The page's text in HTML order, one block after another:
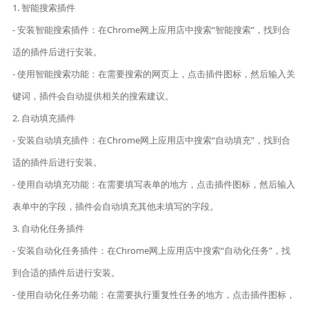
1. 智能搜索插件
- 安装智能搜索插件：在Chrome网上应用店中搜索“智能搜索”，找到合
适的插件后进行安装。
- 使用智能搜索功能：在需要搜索的网页上，点击插件图标，然后输入关
键词，插件会自动提供相关的搜索建议。
2. 自动填充插件
- 安装自动填充插件：在Chrome网上应用店中搜索“自动填充”，找到合
适的插件后进行安装。
- 使用自动填充功能：在需要填写表单的地方，点击插件图标，然后输入
表单中的字段，插件会自动填充其他未填写的字段。
3. 自动化任务插件
- 安装自动化任务插件：在Chrome网上应用店中搜索“自动化任务”，找
到合适的插件后进行安装。
- 使用自动化任务功能：在需要执行重复性任务的地方，点击插件图标，